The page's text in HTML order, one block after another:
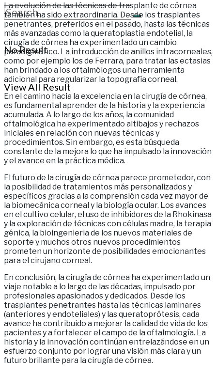
No Result
View All Result
La evolución de las técnicas de trasplante de córnea
también ha sido extraordinaria. Desde los trasplantes
penetrantes, preferidos en el pasado, hasta las técnicas
más avanzadas como la queratoplastia endotelial, la
cirugía de córnea ha experimentado un cambio
paradigmático. La introducción de anillos intracorneales,
como por ejemplo los de Ferrara, para tratar las ectasias
han brindado a los oftalmólogos una herramienta
adicional para regularizar la topografía corneal.
En el camino hacia la excelencia en la cirugía de córnea,
es fundamental aprender de la historia y la experiencia
acumulada. A lo largo de los años, la comunidad
oftalmológica ha experimentado altibajos y rechazos
iniciales en relación con nuevas técnicas y
procedimientos. Sin embargo, es esta búsqueda
constante de la mejora lo que ha impulsado la innovación
y el avance en la práctica médica.
El futuro de la cirugía de córnea parece prometedor, con
la posibilidad de tratamientos más personalizados y
específicos gracias a la comprensión cada vez mayor de
la biomecánica corneal y la biología ocular. Los avances
en el cultivo celular, el uso de inhibidores de la Rhokinasa
y la exploración de técnicas con células madre, la terapia
génica, la bioingenieria de los nuevos materiales de
soporte y muchos otros nuevos procedimientos
prometen un horizonte de posibilidades emocionantes
para el cirujano corneal.
En conclusión, la cirugía de córnea ha experimentado un
viaje notable a lo largo de las décadas, impulsado por
profesionales apasionados y dedicados. Desde los
trasplantes penetrantes hasta las técnicas laminares
(anteriores y endoteliales) y las queratoprótesis, cada
avance ha contribuido a mejorar la calidad de vida de los
pacientes y a fortalecer el campo de la oftalmología. La
historia y la innovación continúan entrelazándose en un
esfuerzo conjunto por lograr una visión más clara y un
futuro brillante para la cirugía de córnea.